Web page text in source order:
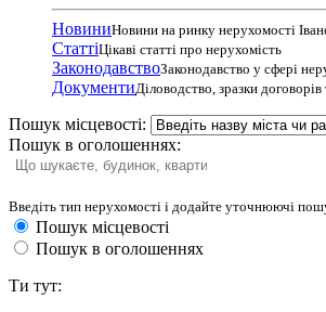
НовиниНовини на ринку нерухомості
СтаттіЦікаві статті про нерухомість
ЗаконодавствоЗаконодавство у сфері
ДокументиДіловодство, зразки
Пошук місцевості:
Пошук в оголошеннях:
Введіть тип нерухомості і додайте уточнюючі
Пошук місцевості
Пошук в оголошеннях
Ти тут: